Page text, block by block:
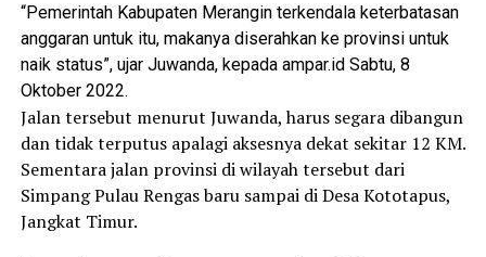
“Pemerintah Kabupaten Merangin terkendala keterbatasan
anggaran untuk itu, makanya diserahkan ke provinsi untuk
naik status”, ujar Juwanda, kepada ampar.id Sabtu, 8
Oktober 2022.
Jalan tersebut menurut Juwanda, harus segara dibangun
dan tidak terputus apalagi aksesnya dekat sekitar 12 KM.
Sementara jalan provinsi di wilayah tersebut dari
Simpang Pulau Rengas baru sampai di Desa Kototapus,
Jangkat Timur.